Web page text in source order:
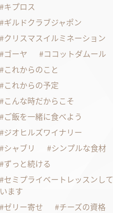
キプロス
ギルドクラブジャポン
クリスマスイルミネーション
ゴーヤ
ココットダムール
これからのこと
これからの予定
こんな時だからこそ
ご飯を一緒に食べよう
ジオヒルズワイナリー
シャブリ
シンプルな食材
ずっと続ける
セミプライベートレッスンして
います
ゼリー寄せ
チーズの資格